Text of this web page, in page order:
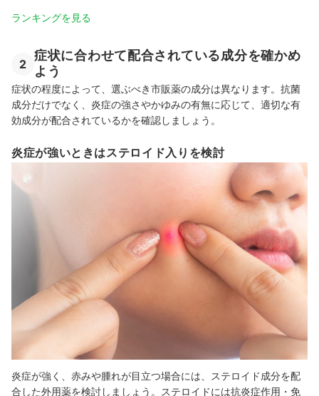
ランキングを見る
2
症状に合わせて配合されている成分を確かめ
よう
症状の程度によって、選ぶべき市販薬の成分は異なります。抗菌
成分だけでなく、炎症の強さやかゆみの有無に応じて、適切な有
効成分が配合されているかを確認しましょう。
炎症が強いときはステロイド入りを検討
炎症が強く、赤みや腫れが目立つ場合には、ステロイド成分を配
合した外用薬を検討しましょう。ステロイドには抗炎症作用・免